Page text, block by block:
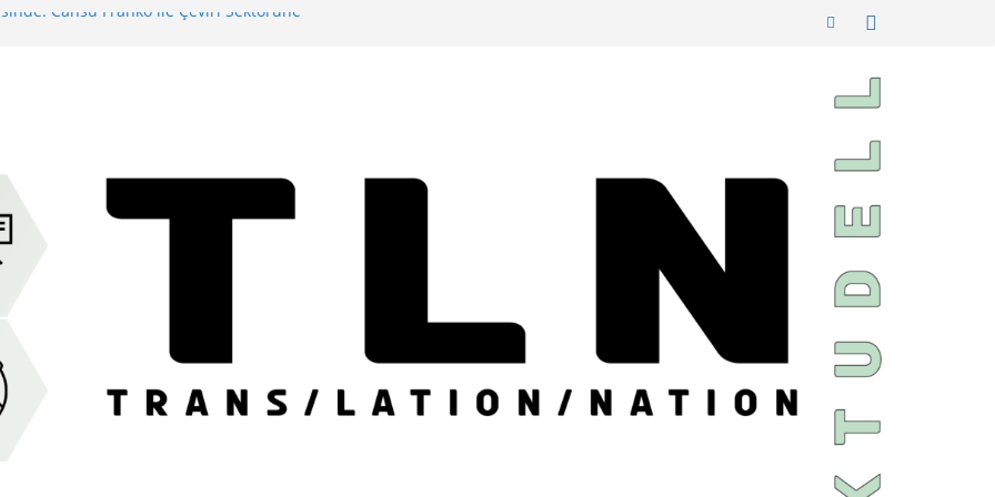
Cansu Franko ile Çeviri Sektörüne
Power ve Türkçeye İlk Yolculuğu
Olan: İdeoloji
Burton Karakterlerine İsim Koyma